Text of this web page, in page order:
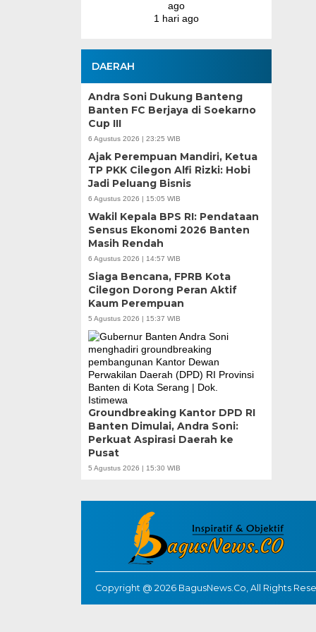
DAERAH
Andra Soni Dukung Banteng
Banten FC Berjaya di Soekarno
Cup III
6 Agustus 2026 | 23:25 WIB
Ajak Perempuan Mandiri, Ketua
TP PKK Cilegon Alfi Rizki: Hobi
Jadi Peluang Bisnis
6 Agustus 2026 | 15:05 WIB
Wakil Kepala BPS RI: Pendataan
Sensus Ekonomi 2026 Banten
Masih Rendah
6 Agustus 2026 | 14:57 WIB
Siaga Bencana, FPRB Kota
Cilegon Dorong Peran Aktif
Kaum Perempuan
5 Agustus 2026 | 15:37 WIB
Groundbreaking Kantor DPD RI
Banten Dimulai, Andra Soni:
Perkuat Aspirasi Daerah ke
Pusat
5 Agustus 2026 | 15:30 WIB
Copyright @ 2026 BagusNews.Co, All Rights